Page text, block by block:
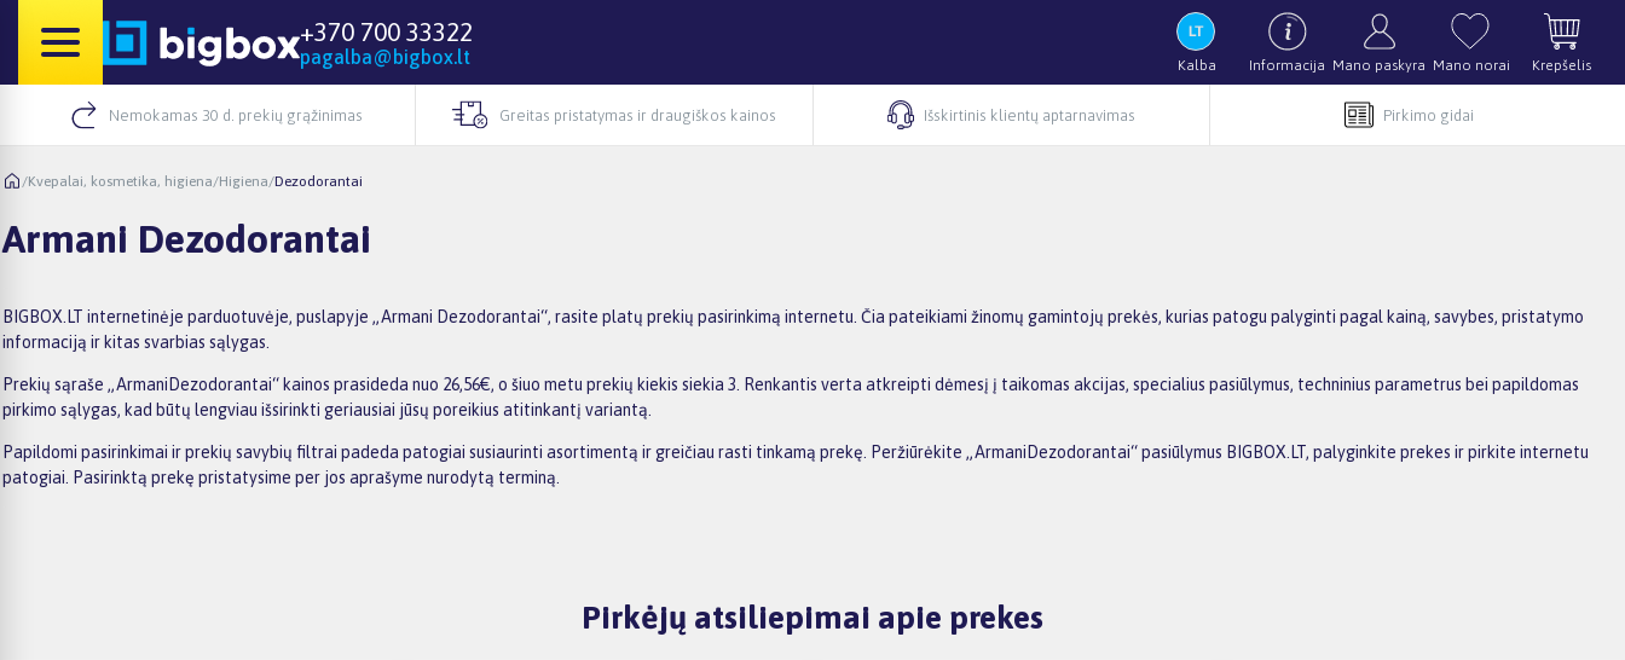
+370 700 33322
pagalba@bigbox.lt Kalba Informacija Mano paskyra Mano norai Krepšelis
Nemokamas 30 d. prekių grąžinimas Greitas pristatymas ir draugiškos kainos Išskirtinis klientų aptarnavimas Pirkimo gidai
/Kvepalai, kosmetika, higiena/Higiena/Dezodorantai
Armani Dezodorantai
BIGBOX.LT internetinėje parduotuvėje, puslapyje „Armani Dezodorantai“, rasite platų prekių pasirinkimą internetu. Čia pateikiami žinomų gamintojų prekės, kurias patogu palyginti pagal kainą, savybes, pristatymo
informaciją ir kitas svarbias sąlygas.
Prekių sąraše „ArmaniDezodorantai“ kainos prasideda nuo 26,56€, o šiuo metu prekių kiekis siekia 3. Renkantis verta atkreipti dėmesį į taikomas akcijas, specialius pasiūlymus, techninius parametrus bei papildomas
pirkimo sąlygas, kad būtų lengviau išsirinkti geriausiai jūsų poreikius atitinkantį variantą.
Papildomi pasirinkimai ir prekių savybių filtrai padeda patogiai susiaurinti asortimentą ir greičiau rasti tinkamą prekę. Peržiūrėkite „ArmaniDezodorantai“ pasiūlymus BIGBOX.LT, palyginkite prekes ir pirkite internetu
patogiai. Pasirinktą prekę pristatysime per jos aprašyme nurodytą terminą.
Pirkėjų atsiliepimai apie prekes